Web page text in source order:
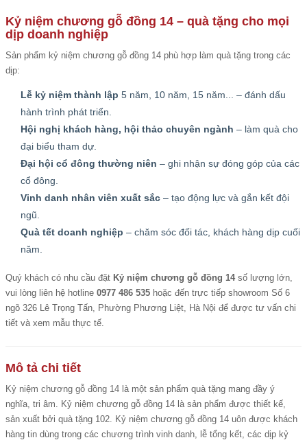
Kỷ niệm chương gỗ đồng 14 – quà tặng cho mọi
dịp doanh nghiệp
Sản phẩm kỷ niệm chương gỗ đồng 14 phù hợp làm quà tặng trong các
dịp:
Lễ kỷ niệm thành lập 5 năm, 10 năm, 15 năm... – đánh dấu
hành trình phát triển.
Hội nghị khách hàng, hội thảo chuyên ngành – làm quà cho
đại biểu tham dự.
Đại hội cổ đông thường niên – ghi nhận sự đóng góp của các
cổ đông.
Vinh danh nhân viên xuất sắc – tạo động lực và gắn kết đội
ngũ.
Quà tết doanh nghiệp – chăm sóc đối tác, khách hàng dịp cuối
năm.
Quý khách có nhu cầu đặt Kỷ niệm chương gỗ đồng 14số lượng lớn,
vui lòng liên hệ hotline 0977 486 535 hoặc đến trực tiếp showroom Số 6
ngõ 326 Lê Trọng Tấn, Phường Phương Liệt, Hà Nội để được tư vấn chi
tiết và xem mẫu thực tế.
Mô tả chi tiết
Kỷ niệm chương gỗ đồng 14 là một sản phẩm quà tặng mang đầy ý
nghĩa, tri âm. Kỷ niệm chương gỗ đồng 14 là sản phẩm được thiết kế,
sản xuất bởi quà tặng 102. Kỷ niệm chương gỗ đồng 14 uôn được khách
hàng tin dùng trong các chương trình vinh danh, lễ tổng kết, các dịp kỷ